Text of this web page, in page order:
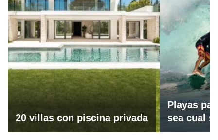
20 villas con piscina privada
Playas
sea cual